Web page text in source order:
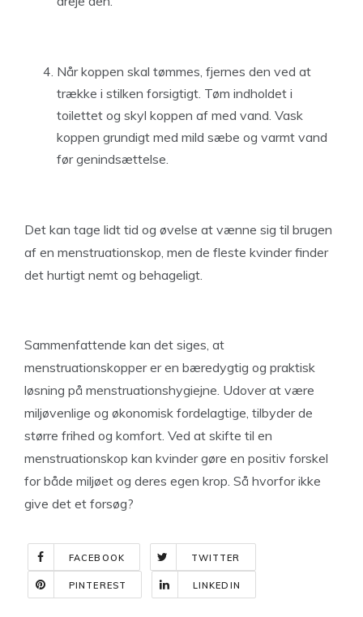
Når koppen skal tømmes, fjernes den ved at
trække i stilken forsigtigt. Tøm indholdet i
toilettet og skyl koppen af med vand. Vask
koppen grundigt med mild sæbe og varmt vand
før genindsættelse.
Det kan tage lidt tid og øvelse at vænne sig til brugen
af en menstruationskop, men de fleste kvinder finder
det hurtigt nemt og behageligt.
Sammenfattende kan det siges, at
menstruationskopper er en bæredygtig og praktisk
løsning på menstruationshygiejne. Udover at være
miljøvenlige og økonomisk fordelagtige, tilbyder de
større frihed og komfort. Ved at skifte til en
menstruationskop kan kvinder gøre en positiv forskel
for både miljøet og deres egen krop. Så hvorfor ikke
give det et forsøg?
FACEBOOK TWITTER
PINTEREST LINKEDIN